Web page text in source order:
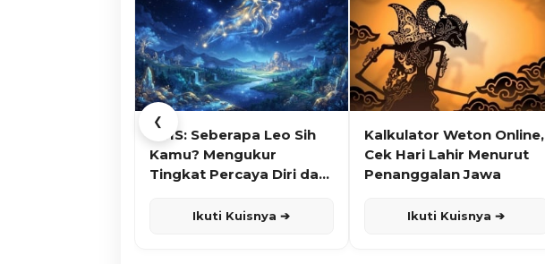
❮
KUIS: Seberapa Leo Sih
Kamu? Mengukur
Tingkat Percaya Diri dan
Ikuti Kuisnya ➔
Kalkulator Weton Online,
Cek Hari Lahir Menurut
Penanggalan Jawa
Ikuti Kuisnya ➔